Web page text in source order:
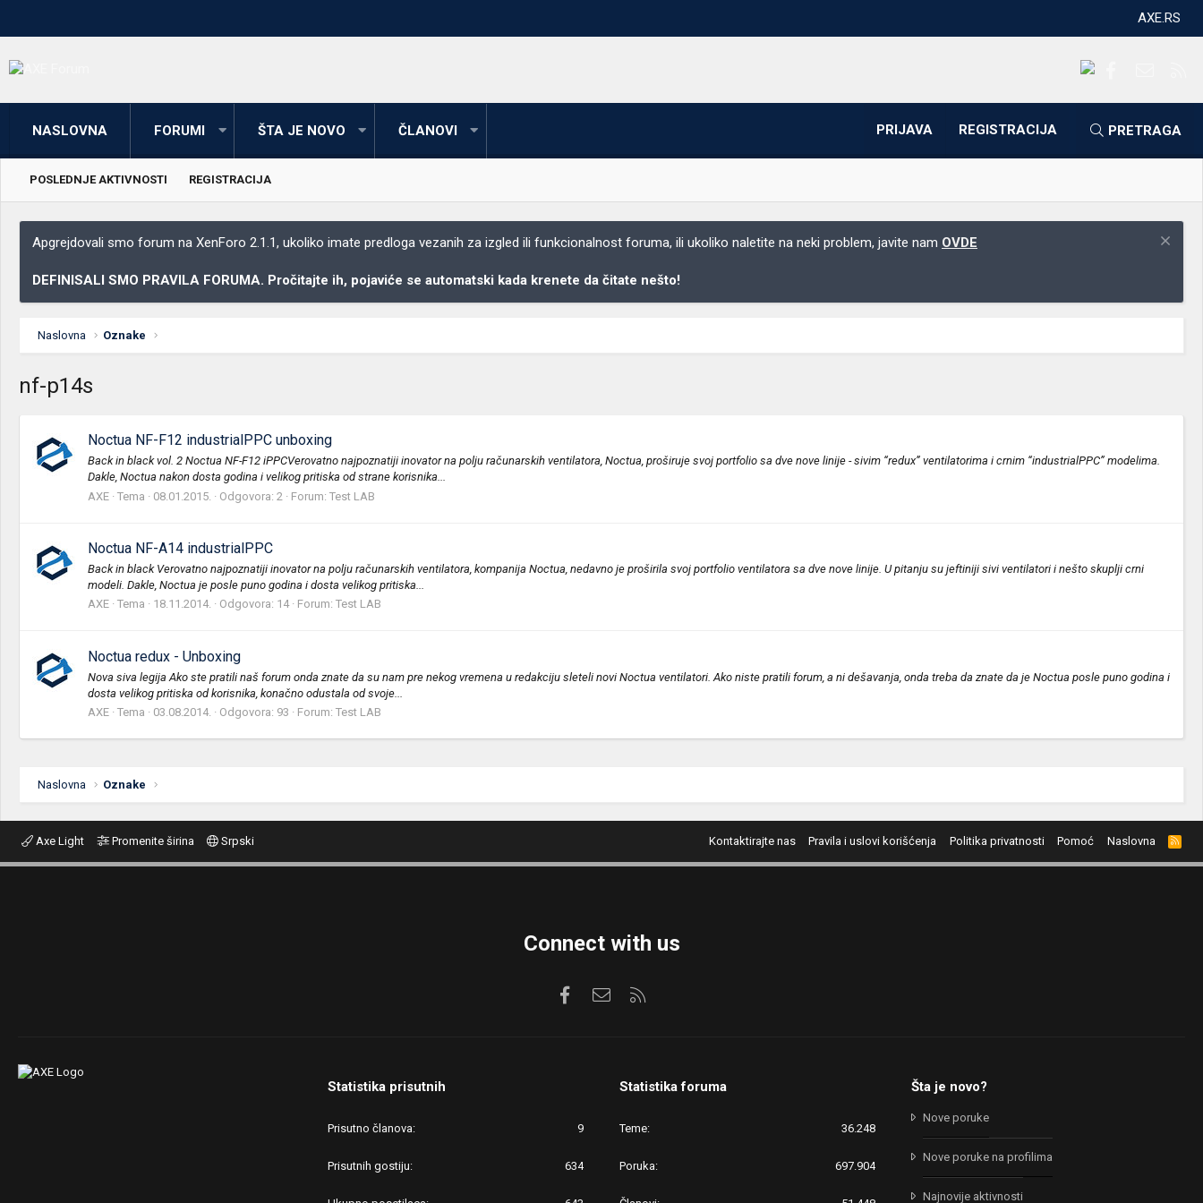
AXE.RS
NASLOVNA FORUMI ŠTA JE NOVO ČLANOVI PRIJAVA REGISTRACIJA PRETRAGA
POSLEDNJE AKTIVNOSTI REGISTRACIJA
Apgrejdovali smo forum na XenForo 2.1.1, ukoliko imate predloga vezanih za izgled ili funkcionalnost foruma, ili ukoliko naletite na neki problem, javite nam OVDE
DEFINISALI SMO PRAVILA FORUMA. Pročitajte ih, pojaviće se automatski kada krenete da čitate nešto!
Naslovna Oznake
nf-p14s
Noctua NF-F12 industrialPPC unboxing
Back in black vol. 2 Noctua NF-F12 iPPCVerovatno najpoznatiji inovator na polju računarskih ventilatora, Noctua, proširuje svoj portfolio sa dve nove linije - sivim “redux” ventilatorima i crnim “industrialPPC” modelima.
Dakle, Noctua nakon dosta godina i velikog pritiska od strane korisnika...
AXE Tema 08.01.2015. Odgovora: 2 Forum: Test LAB
Noctua NF-A14 industrialPPC
Back in black Verovatno najpoznatiji inovator na polju računarskih ventilatora, kompanija Noctua, nedavno je proširila svoj portfolio ventilatora sa dve nove linije. U pitanju su jeftiniji sivi ventilatori i nešto skuplji crni
modeli. Dakle, Noctua je posle puno godina i dosta velikog pritiska...
AXE Tema 18.11.2014. Odgovora: 14 Forum: Test LAB
Noctua redux - Unboxing
Nova siva legija Ako ste pratili naš forum onda znate da su nam pre nekog vremena u redakciju sleteli novi Noctua ventilatori. Ako niste pratili forum, a ni dešavanja, onda treba da znate da je Noctua posle puno godina i
dosta velikog pritiska od korisnika, konačno odustala od svoje...
AXE Tema 03.08.2014. Odgovora: 93 Forum: Test LAB
Naslovna Oznake
Axe Light Promenite širina Srpski Kontaktirajte nas Pravila i uslovi korišćenja Politika privatnosti Pomoć Naslovna
R
S
S
Connect with us
FacebookKontaktirajte nas
Statistika prisutnih
Prisutno članova 9
Prisutnih gostiju 634
Statistika foruma
Teme 36.248
Poruka 697.904
Šta je novo?
Nove poruke
Nove poruke na profilima
Najnovije aktivnosti